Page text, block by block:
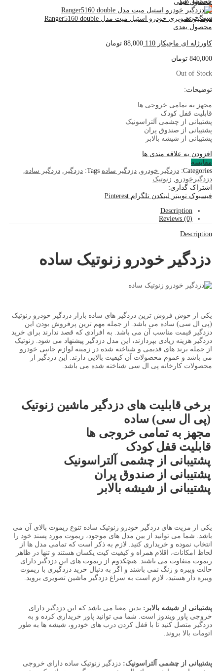
0
سبد خرید
محصول قبلی
دزدگیر تصویری خودرو استیل میت مدل Ranger5160 double
محصول بعدی
کاورژله ای ماجیکار 110 88,000 تومان
840,000 تومان
Out of Stock
توضیحات:
مجهز به تمامی خروجی ها
قابلیت قفل کودک
پشتیبانی از چشمی آلتراسونیک
پشتیبانی از صندوق پران
پشتیبانی از شیشه بالابر
افزودن به علاقه مندی ها
مقایسه
Categories: دزدگیر خودرو دزدگیر ساده Tags: دزدگیر دزدگیر ساده
دزدگیرخودرو
زنوتیک
اشتراک گذاری:
فیسبوک توییتر لینکدن تلگرام Pinterest
Description
Reviews (0)
Description
دزدگیر خودرو زنوتیک ساده
یکی از خوش فروش ترین دزدگیر های ساده بازار دزدگیر خودرو زنوتیک
(پی ال سی) ساده می باشد. از جمله مهم ترین پرفروش بودن این
دزدگیر قیمت مناسب آن می باشد. به افرادی که قصد ندارند برای خرید
دزدگیر هزینه زیادی بپردازند، این مدل دزدگیر پیشنهاد می شود. زنوتیک
از جمله برند های قدیمی و شناخته شده در زمینه لوازم جانبی خودرو
می باشد و عموم محصولات آن کیفیت بالایی دارند. این دزدگیر از
محصولات کارخانه پی ال سی شناخته شده می باشد.
برخی قابلیت های دزدگیر ماشین زنوتیک
(پی ال سی) ساده
مجهز به تمامی خروجی ها
قابلیت قفل کودک
پشتیبانی از چشمی آلتراسونیک
پشتیبانی از صندوق پران
پشتیبانی از شیشه بالابر
یکی از مزیت های دزدگیر خودرو زنوتیک ساده تنوع ریموت بالای آن می
باشد. شما می توانید از بین مدل های موجود، ریموت مورد پسند خود را
انتخاب نموده و خریداری کنید. لازم به ذکر است که تمامی مدل ها از
لحاظ امکانات، اقلام همراه و کیفیت کیت یکسان هستند و تنها در ظاهر
ریموت متفاوت می باشند. هیچکدوم از ریموت های این دزدگیر دارای
حالت ویبره و زنگ نمی باشند و اگر به دنبال خرید دزدگیری با ریموت
ویبره دار هستید، لازم است به سراغ دزدگیر ماشین تصویری بروید.
پشتیبانی از شیشه بالابر: بدین معنا می باشد که این دزدگیر دارای
خروجی پاور ویندوز است. شما می توانید پاور خریداری کرده و به
دزدگیر متصل کنید تا با قفل کردن درب های خودرو، شیشه ها به طور
اتومات بالا بروند.
پشتیبانی از چشمی آلتراسونیک: دزدگیر زنوتیک ساده دارای خروجی